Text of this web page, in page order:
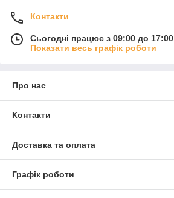
Контакти
Сьогодні працює з 09:00 до 17:00
Показати весь графік роботи
Про нас
Контакти
Доставка та оплата
Графік роботи